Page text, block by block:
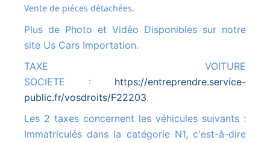
Vente de piéces détachées.
Plus de Photo et Vidéo Disponibles sur notre
site Us Cars Importation.
TAXE VOITURE
SOCIETE : https://entreprendre.service-
public.fr/vosdroits/F22203.
Les 2 taxes concernent les véhicules suivants :
Immatriculés dans la catégorie N1, c'est-à-dire